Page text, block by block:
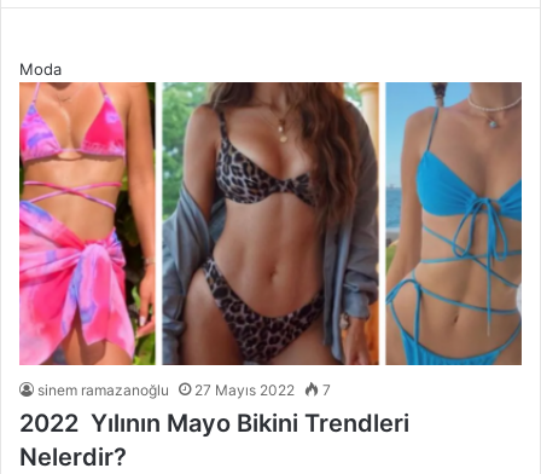
Moda
sinem ramazanoğlu 27 Mayıs 2022 7
2022 Yılının Mayo Bikini Trendleri
Nelerdir?